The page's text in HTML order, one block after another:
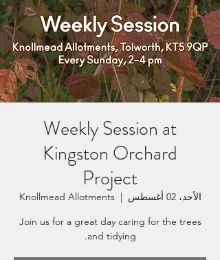
Weekly Session at
Kingston Orchard
Project
الأحد، 02 أغسطس
  |
Knollmead Allotments
Join us for a great day caring for the trees
and tidying.